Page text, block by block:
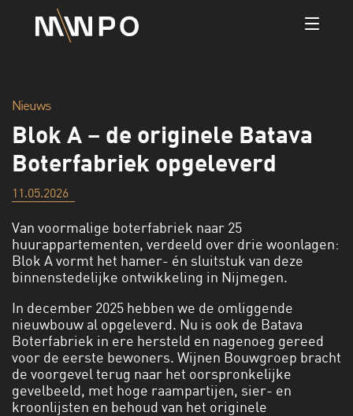
Nieuws
Blok A – de originele Batava
Boterfabriek opgeleverd
11.05.2026
Van voormalige boterfabriek naar 25
huurappartementen, verdeeld over drie woonlagen:
Blok A vormt het hamer- én sluitstuk van deze
binnenstedelijke ontwikkeling in Nijmegen.
In december 2025 hebben we de omliggende
nieuwbouw al opgeleverd. Nu is ook de Batava
Boterfabriek in ere hersteld en nagenoeg gereed
voor de eerste bewoners. Wijnen Bouwgroep bracht
de voorgevel terug naar het oorspronkelijke
gevelbeeld, met hoge raampartijen, sier- en
kroonlijsten en behoud van het originele